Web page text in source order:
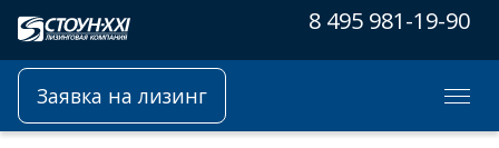
8 495 981-19-90
Заявка на лизинг